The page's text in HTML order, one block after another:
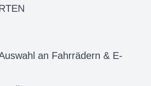
an Fahrrädern & E-